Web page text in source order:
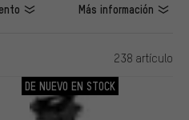
Más información
238 artículo
DE NUEVO EN STOCK